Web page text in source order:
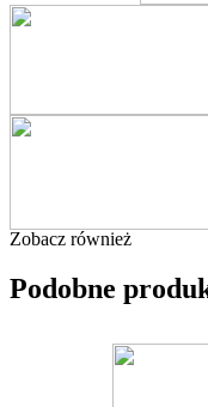
Zobacz również
Podobne